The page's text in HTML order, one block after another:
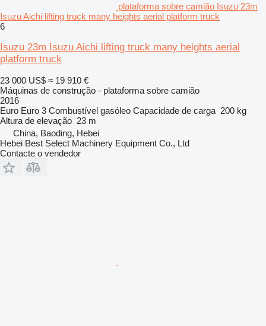
plataforma sobre camião Isuzu 23m
Isuzu Aichi lifting truck many heights aerial platform truck
6
Isuzu 23m Isuzu Aichi lifting truck many heights aerial
platform truck
23 000 US$ ≈ 19 910 €
Máquinas de construção - plataforma sobre camião
2016
Euro Euro 3 Combustível gasóleo Capacidade de carga 200 kg
Altura de elevação 23 m
China, Baoding, Hebei
Hebei Best Select Machinery Equipment Co., Ltd
Contacte o vendedor